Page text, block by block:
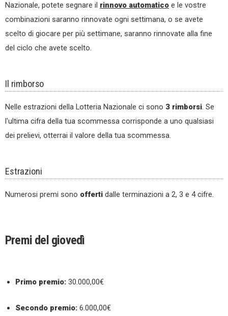
Nazionale, potete segnare il rinnovo automatico e le vostre
combinazioni saranno rinnovate ogni settimana, o se avete
scelto di giocare per più settimane, saranno rinnovate alla fine
del ciclo che avete scelto.
Il rimborso
Nelle estrazioni della Lotteria Nazionale ci sono 3 rimborsi. Se
l'ultima cifra della tua scommessa corrisponde a uno qualsiasi
dei prelievi, otterrai il valore della tua scommessa.
Estrazioni
Numerosi premi sono offerti dalle terminazioni a 2, 3 e 4 cifre.
Premi del giovedì
Primo premio: 30.000,00€
Secondo premio: 6.000,00€